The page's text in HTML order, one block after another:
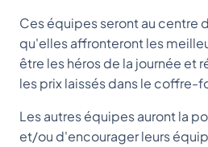
Ces équipes seront au centre
qu'elles affronteront les
être les héros de la journée et
les prix laissés dans le coffre-
Les autres équipes auront la
et/ou d'encourager leurs